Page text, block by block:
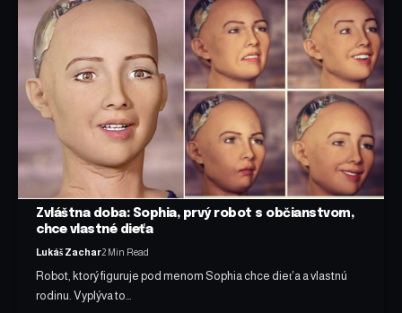
Zvláštna doba: Sophia, prvý robot s občianstvom,
chce vlastné dieťa
Lukáš Zachar2 Min Read
Robot, ktorý figuruje pod menom Sophia chce dieťa a vlastnú
rodinu. Vyplýva to…